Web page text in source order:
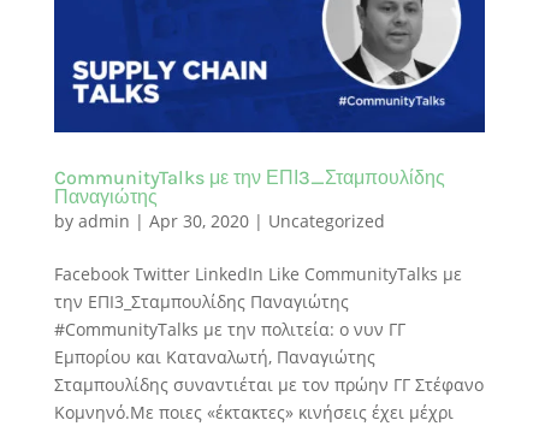
CommunityTalks με την ΕΠΙ3_Σταμπουλίδης
Παναγιώτης
by admin | Apr 30, 2020| Uncategorized
Facebook Twitter LinkedIn Like CommunityTalks με
την ΕΠΙ3_Σταμπουλίδης Παναγιώτης
#CommunityTalks με την πολιτεία: ο νυν ΓΓ
Εμπορίου και Καταναλωτή, Παναγιώτης
Σταμπουλίδης συναντιέται με τον πρώην ΓΓ Στέφανο
Κομνηνό.Με ποιες «έκτακτες» κινήσεις έχει μέχρι